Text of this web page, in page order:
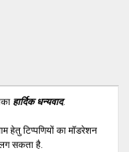
हार्दिक धन्यवाद.
हेतु टिप्पणियों का मॉडरेशन
सकता है.